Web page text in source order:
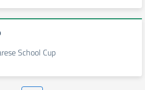
School Cup